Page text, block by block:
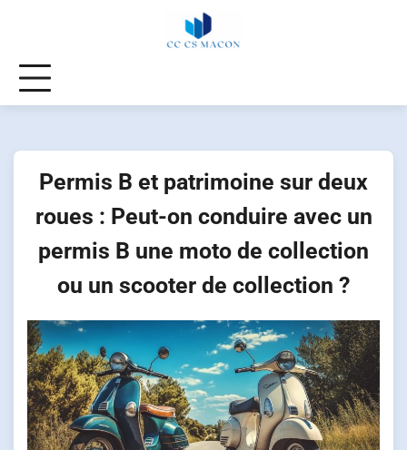
Permis B et patrimoine sur deux
roues : Peut-on conduire avec un
permis B une moto de collection
ou un scooter de collection ?